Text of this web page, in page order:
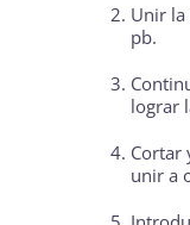
Unir
pb.
lograr
Cortar
unir a